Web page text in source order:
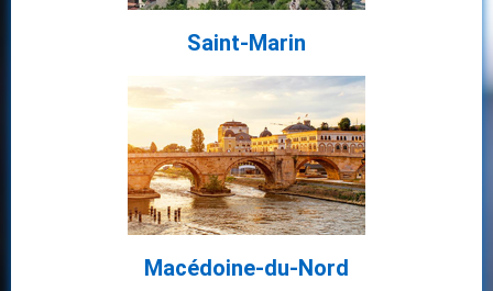
Saint-Marin
Macédoine-du-Nord